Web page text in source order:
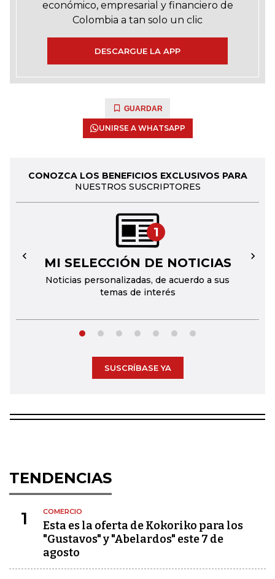
económico, empresarial y financiero de
Colombia a tan solo un clic
DESCARGUE LA APP
GUARDAR
UNIRSE A WHATSAPP
CONOZCA LOS BENEFICIOS EXCLUSIVOS PARA
NUESTROS SUSCRIPTORES
1
MI SELECCIÓN DE NOTICIAS
Noticias personalizadas, de acuerdo a sus
temas de interés
← →
SUSCRÍBASE YA
TENDENCIAS
1 COMERCIO
Esta es la oferta de Kokoriko para los
"Gustavos" y "Abelardos" este 7 de
agosto